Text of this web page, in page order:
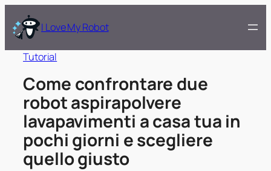
I Love My Robot
Tutorial
Come confrontare due
robot aspirapolvere
lavapavimenti a casa tua in
pochi giorni e scegliere
quello giusto